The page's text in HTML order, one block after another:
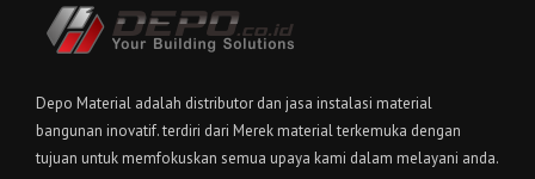
Depo Material adalah distributor dan jasa instalasi material
bangunan inovatif. terdiri dari Merek material terkemuka dengan
tujuan untuk memfokuskan semua upaya kami dalam melayani anda.